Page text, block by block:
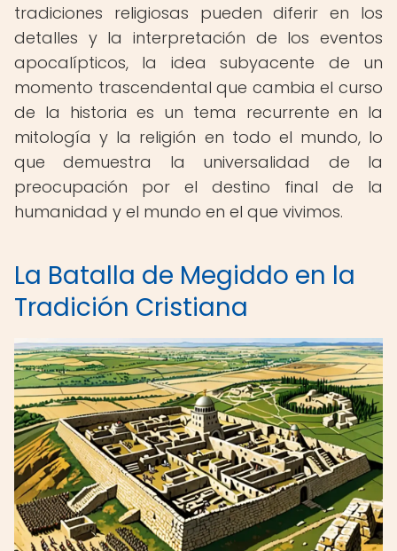
tradiciones religiosas pueden diferir en los
detalles y la interpretación de los eventos
apocalípticos, la idea subyacente de un
momento trascendental que cambia el curso
de la historia es un tema recurrente en la
mitología y la religión en todo el mundo, lo
que demuestra la universalidad de la
preocupación por el destino final de la
humanidad y el mundo en el que vivimos.
La Batalla de Megiddo en la
Tradición Cristiana